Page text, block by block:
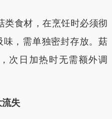
食材，在烹饪时必须彻
味，需单独密封存放。菇
次日加热时无需额外调
流失